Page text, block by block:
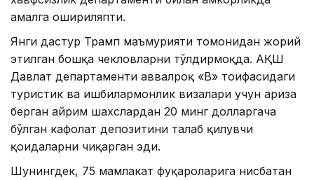
амалга ошириляпти.
Янги дастур Трамп маъмурияти томонидан жорий
этилган бошқа чекловларни тўлдирмоқда. АҚШ
Давлат департаменти аввалроқ «B» тоифасидаги
туристик ва ишбилармонлик визалари учун ариза
берган айрим шахслардан 20 минг долларгача
бўлган кафолат депозитини талаб қилувчи
қоидаларни чиқарган эди.
Шунингдек, 75 мамлакат фуқароларига нисбатан